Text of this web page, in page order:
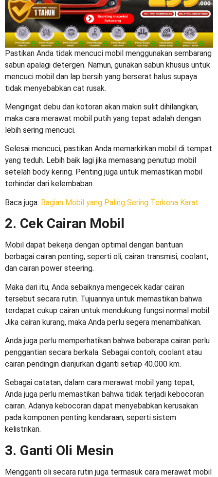
Pastikan Anda tidak mencuci mobil menggunakan sembarang
sabun apalagi detergen. Namun, gunakan sabun khusus untuk
mencuci mobil dan lap bersih yang berserat halus supaya
tidak menyebabkan cat rusak.
Mengingat debu dan kotoran akan makin sulit dihilangkan,
maka cara merawat mobil putih yang tepat adalah dengan
lebih sering mencuci.
Selesai mencuci, pastikan Anda memarkirkan mobil di tempat
yang teduh. Lebih baik lagi jika memasang penutup mobil
setelah body kering. Penting juga untuk memastikan mobil
terhindar dari kelembaban.
Baca juga: Bagian Mobil yang Paling Sering Terkena Karat
2. Cek Cairan Mobil
Mobil dapat bekerja dengan optimal dengan bantuan
berbagai cairan penting, seperti oli, cairan transmisi, coolant,
dan cairan power steering.
Maka dari itu, Anda sebaiknya mengecek kadar cairan
tersebut secara rutin. Tujuannya untuk memastikan bahwa
terdapat cukup cairan untuk mendukung fungsi normal mobil.
Jika cairan kurang, maka Anda perlu segera menambahkan.
Anda juga perlu memperhatikan bahwa beberapa cairan perlu
penggantian secara berkala. Sebagai contoh, coolant atau
cairan pendingin dianjurkan diganti setiap 40.000 km.
Sebagai catatan, dalam cara merawat mobil yang tepat,
Anda juga perlu memastikan bahwa tidak terjadi kebocoran
cairan. Adanya kebocoran dapat menyebabkan kerusakan
pada komponen penting kendaraan, seperti sistem
kelistrikan.
3. Ganti Oli Mesin
Mengganti oli secara rutin juga termasuk cara merawat mobil